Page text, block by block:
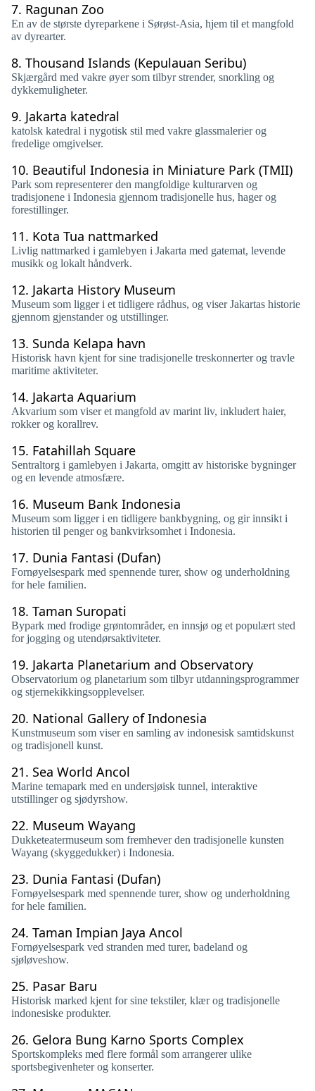
7. Ragunan Zoo
En av de største dyreparkene i Sørøst-Asia, hjem til et mangfold
av dyrearter.
8. Thousand Islands (Kepulauan Seribu)
Skjærgård med vakre øyer som tilbyr strender, snorkling og
dykkemuligheter.
9. Jakarta katedral
katolsk katedral i nygotisk stil med vakre glassmalerier og
fredelige omgivelser.
10. Beautiful Indonesia in Miniature Park (TMII)
Park som representerer den mangfoldige kulturarven og
tradisjonene i Indonesia gjennom tradisjonelle hus, hager og
forestillinger.
11. Kota Tua nattmarked
Livlig nattmarked i gamlebyen i Jakarta med gatemat, levende
musikk og lokalt håndverk.
12. Jakarta History Museum
Museum som ligger i et tidligere rådhus, og viser Jakartas historie
gjennom gjenstander og utstillinger.
13. Sunda Kelapa havn
Historisk havn kjent for sine tradisjonelle treskonnerter og travle
maritime aktiviteter.
14. Jakarta Aquarium
Akvarium som viser et mangfold av marint liv, inkludert haier,
rokker og korallrev.
15. Fatahillah Square
Sentraltorg i gamlebyen i Jakarta, omgitt av historiske bygninger
og en levende atmosfære.
16. Museum Bank Indonesia
Museum som ligger i en tidligere bankbygning, og gir innsikt i
historien til penger og bankvirksomhet i Indonesia.
17. Dunia Fantasi (Dufan)
Fornøyelsespark med spennende turer, show og underholdning
for hele familien.
18. Taman Suropati
Bypark med frodige grøntområder, en innsjø og et populært sted
for jogging og utendørsaktiviteter.
19. Jakarta Planetarium and Observatory
Observatorium og planetarium som tilbyr utdanningsprogrammer
og stjernekikkingsopplevelser.
20. National Gallery of Indonesia
Kunstmuseum som viser en samling av indonesisk samtidskunst
og tradisjonell kunst.
21. Sea World Ancol
Marine temapark med en undersjøisk tunnel, interaktive
utstillinger og sjødyrshow.
22. Museum Wayang
Dukketeatermuseum som fremhever den tradisjonelle kunsten
Wayang (skyggedukker) i Indonesia.
23. Dunia Fantasi (Dufan)
Fornøyelsespark med spennende turer, show og underholdning
for hele familien.
24. Taman Impian Jaya Ancol
Fornøyelsespark ved stranden med turer, badeland og
sjøløveshow.
25. Pasar Baru
Historisk marked kjent for sine tekstiler, klær og tradisjonelle
indonesiske produkter.
26. Gelora Bung Karno Sports Complex
Sportskompleks med flere formål som arrangerer ulike
sportsbegivenheter og konserter.